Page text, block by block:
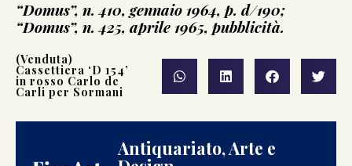
“Domus”, n. 410, gennaio 1964, p. d/190;
“Domus”, n. 425, aprile 1965, pubblicità.
(Venduta)
Cassettiera ‘D 154’
in rosso Carlo de
Carli per Sormani
Antiquariato, Arte e